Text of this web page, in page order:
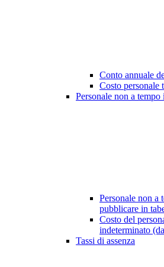
Conto annuale
Costo personale
Personale non a
Personale non a
pubblicare in
Costo del
indeterminato
Tassi di assenza